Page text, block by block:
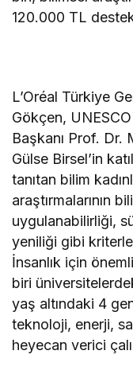
120.000 TL
L’Oréal Türkiye
Gökçen,
Başkanı Prof. Dr.
Gülse Birsel’in
tanıtan bilim
araştırmalarının
uygulanabilirliği,
yeniliği gibi
İnsanlık için
biri
yaş altındaki 4
teknoloji, enerji,
heyecan verici